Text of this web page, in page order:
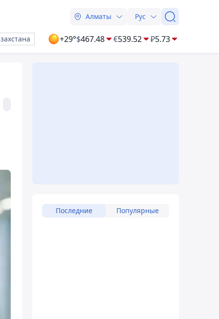
Алматы Рус
+29°$467.48 €539.52 ₽5.73
Последние Популярные